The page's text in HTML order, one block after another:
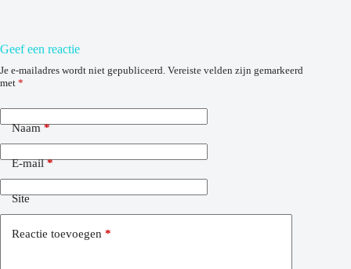
Geef een reactie
Je e-mailadres wordt niet gepubliceerd. Vereiste velden zijn gemarkeerd
met *
Naam*
E-mail*
Site
Reactie toevoegen *